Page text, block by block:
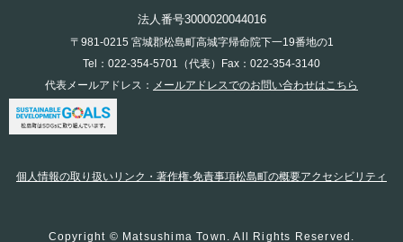
法人番号3000020044016
〒981-0215 宮城郡松島町高城字帰命院下一19番地の1
Tel：022-354-5701（代表）Fax：022-354-3140
代表メールアドレス： メールアドレスでのお問い合わせはこちら
個人情報の取り扱いリンク・著作権·免責事項松島町の概要アクセシビリティ
Copyright © Matsushima Town. All Rights Reserved.